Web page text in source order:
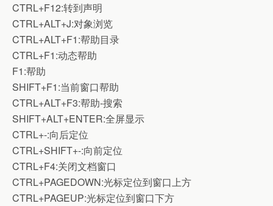
CTRL+F12:转到声明
CTRL+ALT+J:对象浏览
CTRL+ALT+F1:帮助目录
CTRL+F1:动态帮助
F1:帮助
SHIFT+F1:当前窗口帮助
CTRL+ALT+F3:帮助-搜索
SHIFT+ALT+ENTER:全屏显示
CTRL+-:向后定位
CTRL+SHIFT+-:向前定位
CTRL+F4:关闭文档窗口
CTRL+PAGEDOWN:光标定位到窗口上方
CTRL+PAGEUP:光标定位到窗口下方